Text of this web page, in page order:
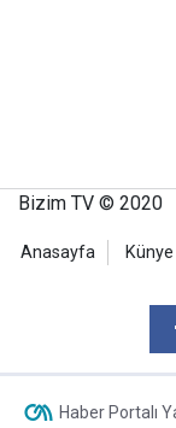
Bizim TV © 2020
Anasayfa Künye
Haber Portalı